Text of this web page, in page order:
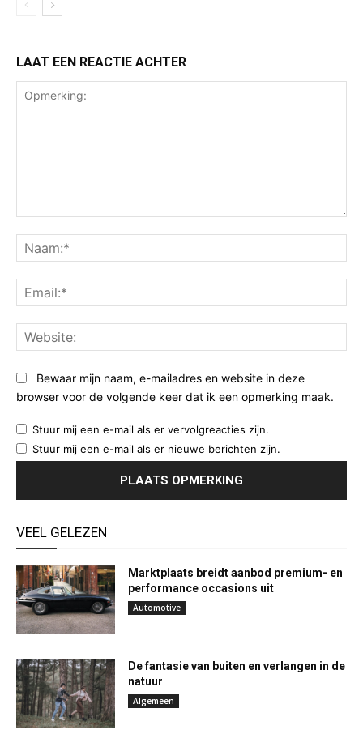
LAAT EEN REACTIE ACHTER
Bewaar mijn naam, e-mailadres en website in deze
browser voor de volgende keer dat ik een opmerking maak.
Stuur mij een e-mail als er vervolgreacties zijn.
Stuur mij een e-mail als er nieuwe berichten zijn.
VEEL GELEZEN
Marktplaats breidt aanbod premium- en
performance occasions uit
Automotive
De fantasie van buiten en verlangen in de
natuur
Algemeen